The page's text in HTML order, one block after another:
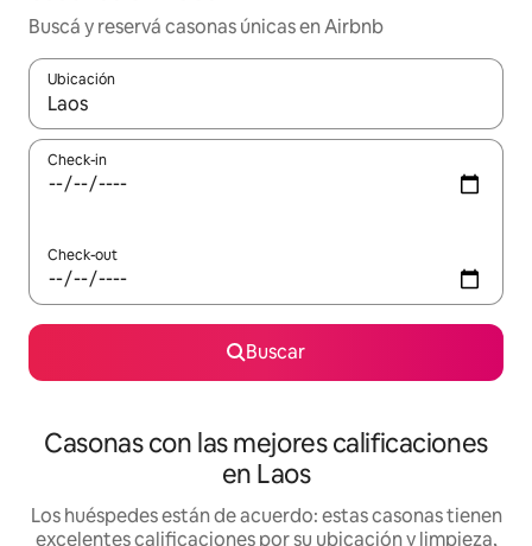
Buscá y reservá casonas únicas en Airbnb
Ubicación
Cuando los resultados estén disponibles, navegá con las
Check-in
Check-out
Buscar
Casonas con las mejores calificaciones
en Laos
Los huéspedes están de acuerdo: estas casonas tienen
excelentes calificaciones por su ubicación y limpieza,